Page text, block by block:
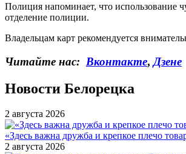
Полиция напоминает, что использование
отделение полиции.
Владельцам карт рекомендуется
Читайте нас: Вконтакте, Дзене
Новости Белорецка
2 августа 2026
«Здесь важна дружба и крепкое плечо
2 августа 2026